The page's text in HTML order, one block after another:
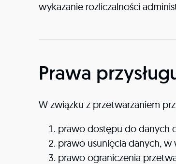
wykazanie rozliczalności
Prawa
W związku z przetwarzaniem
prawo dostępu do danych
prawo usunięcia danych, w
prawo ograniczenia